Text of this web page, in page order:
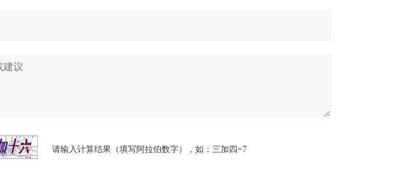
请输入计算结果（填写阿拉伯数字），如：三加四=7